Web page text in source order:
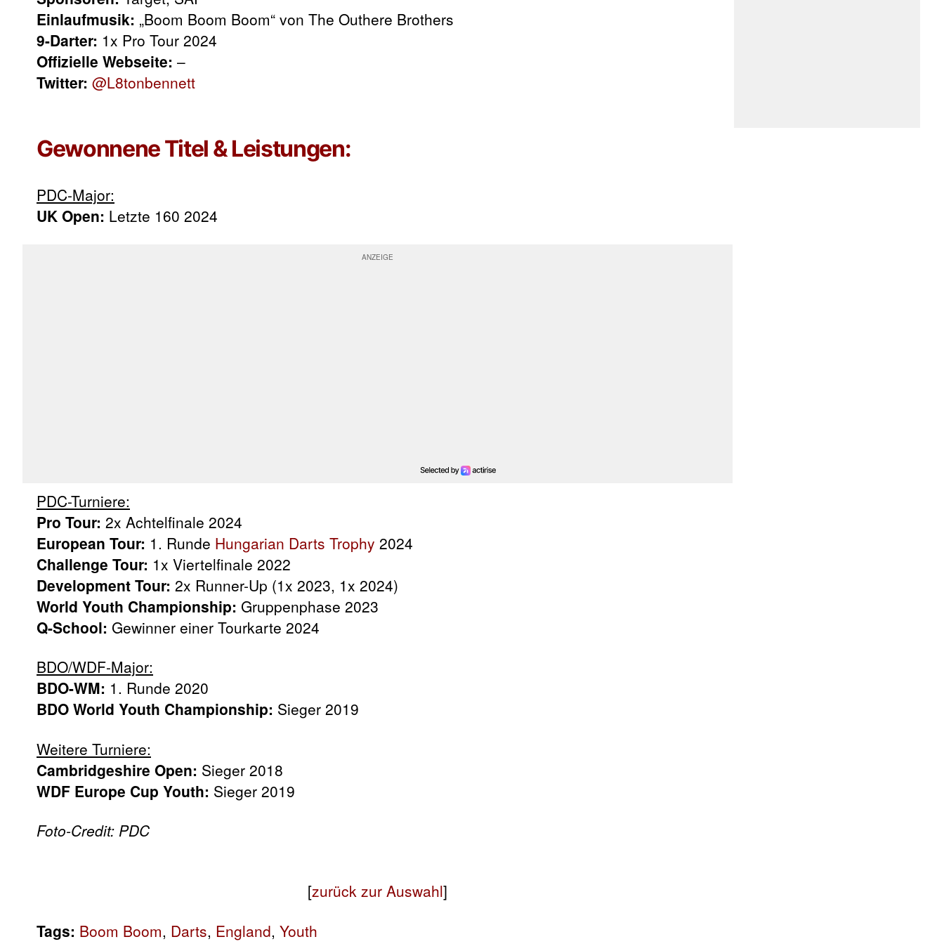
Einlaufmusik: „Boom Boom Boom“ von The Outhere Brothers
9-Darter: 1x Pro Tour 2024
Offizielle Webseite: –
Twitter: @L8tonbennett
Gewonnene Titel & Leistungen:
PDC-Major:
UK Open: Letzte 160 2024
PDC-Turniere:
Pro Tour: 2x Achtelfinale 2024
European Tour: 1. Runde Hungarian Darts Trophy 2024
Challenge Tour: 1x Viertelfinale 2022
Development Tour: 2x Runner-Up (1x 2023, 1x 2024)
World Youth Championship: Gruppenphase 2023
Q-School: Gewinner einer Tourkarte 2024
BDO/WDF-Major:
BDO-WM: 1. Runde 2020
BDO World Youth Championship: Sieger 2019
Weitere Turniere:
Cambridgeshire Open: Sieger 2018
WDF Europe Cup Youth: Sieger 2019
Foto-Credit: PDC
[zurück zur Auswahl]
Tags: Boom Boom, Darts, England, Youth